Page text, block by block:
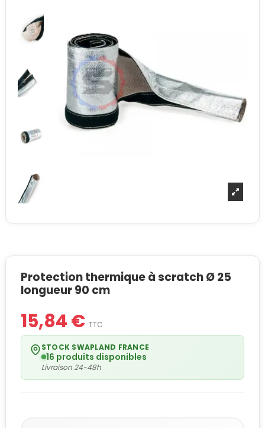
Protection thermique à scratch Ø 25
longueur 90 cm
15,84 € TTC
STOCK SWAPLAND FRANCE
16 produits disponibles
Livraison 24-48h